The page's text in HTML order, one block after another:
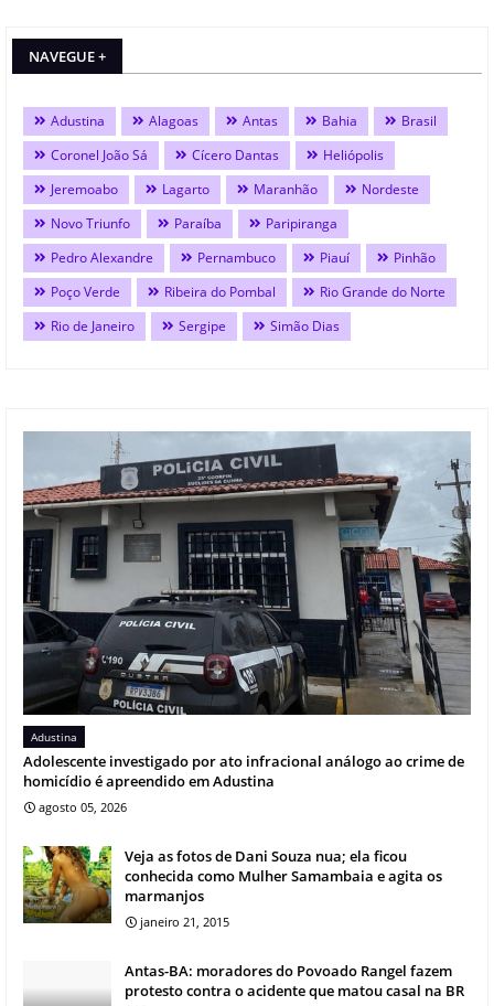
NAVEGUE +
Adustina Alagoas Antas Bahia
Brasil
Coronel João Sá
Cícero Dantas
Heliópolis
Jeremoabo
Lagarto Maranhão
Nordeste
Novo Triunfo
Paraíba
Paripiranga
Pedro Alexandre
Pernambuco Piauí
Pinhão
Poço Verde
Ribeira do Pombal
Rio Grande do Norte
Rio de Janeiro
Sergipe Simão Dias
Adustina
Adolescente investigado por ato infracional análogo ao crime de
homicídio é apreendido em Adustina
agosto 05, 2026
Veja as fotos de Dani Souza nua; ela ficou
conhecida como Mulher Samambaia e agita os
marmanjos
janeiro 21, 2015
Antas-BA: moradores do Povoado Rangel fazem
protesto contra o acidente que matou casal na BR